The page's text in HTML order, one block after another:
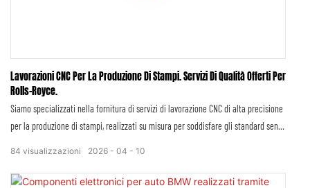
Lavorazioni CNC Per La Produzione Di Stampi. Servizi Di Qualità Offerti Per
Rolls-Royce.
Siamo specializzati nella fornitura di servizi di lavorazione CNC di alta precisione
per la produzione di stampi, realizzati su misura per soddisfare gli standard senza
lavorazione CNC a un rigoroso controllo qualità, offrendo soluzioni di stampi
2026 04 10
84 visualizzazioni